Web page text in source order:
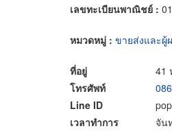
เลขทะเบียนพาณิชย์ :
หมวดหมู่ : ขายส่งและผู้
ที่อยู่
41
โทรศัพท์
Line ID
เวลาทำการ
จัน